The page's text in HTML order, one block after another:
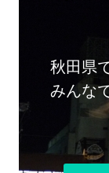
秋田県
みんな